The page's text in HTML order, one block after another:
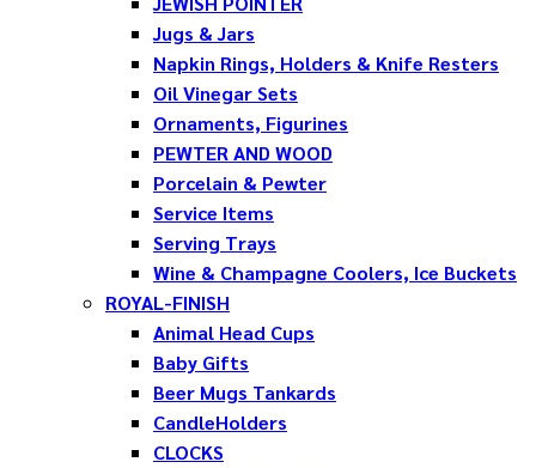
Jugs & Jars
Napkin Rings, Holders & Knife Resters
Oil Vinegar Sets
Ornaments, Figurines
PEWTER AND WOOD
Porcelain & Pewter
Service Items
Serving Trays
Wine & Champagne Coolers, Ice Buckets
ROYAL-FINISH
Animal Head Cups
Baby Gifts
Beer Mugs Tankards
CandleHolders
CLOCKS